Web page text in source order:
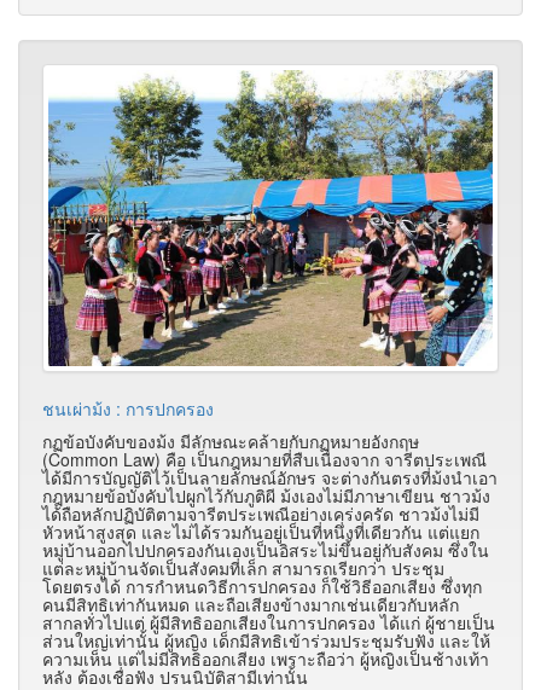
ชนเผ่าม้ง : การปกครอง
กฏข้อบังคับของม้ง มีลักษณะคล้ายกับกฏหมายอังกฤษ
(Common Law) คือ เป็นกฎหมายที่สืบเนื่องจาก จารีตประเพณี
ได้มีการบัญญัติไว้เป็นลายลักษณ์อักษร จะต่างกันตรงที่ม้งนำเอา
กฎหมายข้อบังคับไปผูกไว้กับภูติผี ม้งเองไม่มีภาษาเขียน ชาวม้ง
ได้ถือหลักปฏิบัติตามจารีตประเพณีอย่างเคร่งครัด ชาวม้งไม่มี
หัวหน้าสูงสุด และไม่ได้รวมกันอยู่เป็นที่หนึ่งที่เดียวกัน แต่แยก
หมู่บ้านออกไปปกครองกันเองเป็นอิสระไม่ขึ้นอยู่กับสังคม ซึ่งใน
แต่ละหมู่บ้านจัดเป็นสังคมที่เล็ก สามารถเรียกว่า ประชุม
โดยตรงได้ การกำหนดวิธีการปกครอง ก็ใช้วิธีออกเสียง ซึ่งทุก
คนมีสิทธิเท่ากันหมด และถือเสียงข้างมากเช่นเดียวกับหลัก
สากลทั่วไปแต่ ผู้มีสิทธิออกเสียงในการปกครอง ได้แก่ ผู้ชายเป็น
ส่วนใหญ่เท่านั้น ผู้หญิง เด็กมีสิทธิเข้าร่วมประชุมรับฟัง และให้
ความเห็น แต่ไม่มีสิทธิออกเสียง เพราะถือว่า ผู้หญิงเป็นช้างเท้า
หลัง ต้องเชื่อฟัง ปรนนิบัติสามีเท่านั้น